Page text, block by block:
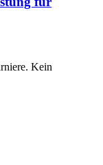
Kein